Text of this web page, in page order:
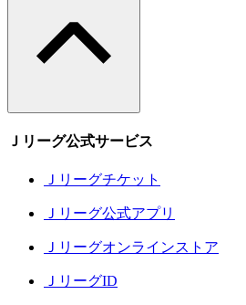
Ｊリーグ公式サービス
Ｊリーグチケット
Ｊリーグ公式アプリ
Ｊリーグオンラインストア
ＪリーグID